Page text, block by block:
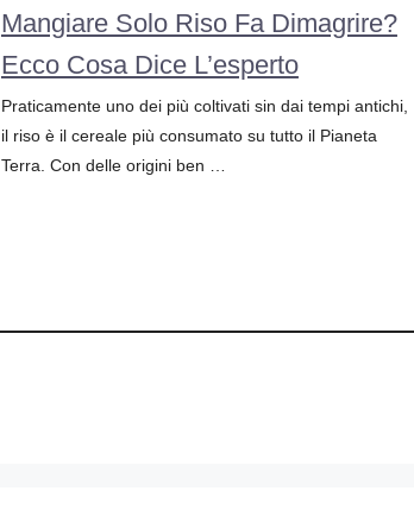
Mangiare Solo Riso Fa Dimagrire?
Ecco Cosa Dice L’esperto
Praticamente uno dei più coltivati sin dai tempi antichi,
il riso è il cereale più consumato su tutto il Pianeta
Terra. Con delle origini ben …